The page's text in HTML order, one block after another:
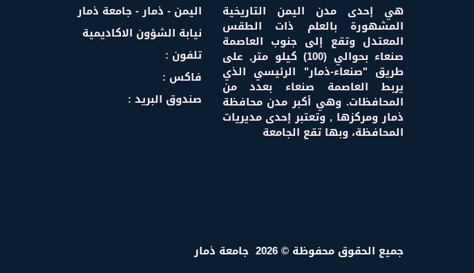
هي إحدى مدن اليمن التاريخية
المشهورة بالعلم ذات الطقس
المعتدل وتقع إلى جنوب العاصمة
صنعاء بحوالي (100) كيلو متر, على
طريق "صنعاء-ذمار" الرئيسي الذي
يربط العاصمة صنعاء بعدد من
المحافظات. وهي أكبر مدن محافظة
ذمار ومركزها , وتعتبر إحدى مديريات
المحافظة، وبها تقع الجامعة
اليمن - ذمار - جامعة ذمار
نيابة الشؤون الاكاديمية
تلفون :
فاكس :
صندوق البريد :
جميع الحقوق محفوظة ©2026 جامعة ذمار